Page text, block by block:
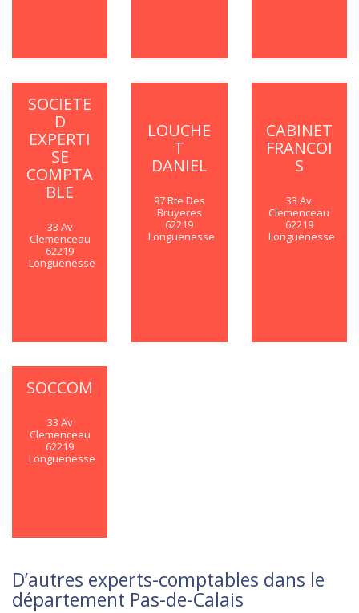
SOCIETE
D
EXPERTI
SE
COMPTA
BLE
33 Av
Clemenceau
62219
Longuenesse
LOUCHE
T
DANIEL
97 Rte Des
Bruyeres
62219
Longuenesse
CABINET
FRANCOI
S
33 Av
Clemenceau
62219
Longuenesse
SOCCOM
33 Av
Clemenceau
62219
Longuenesse
D’autres experts-comptables dans le
département Pas-de-Calais